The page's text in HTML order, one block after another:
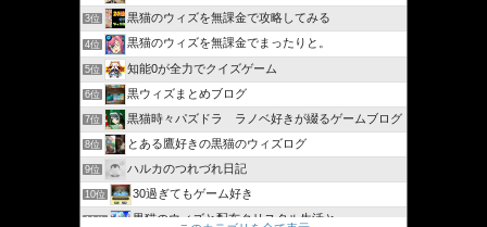
3位 黒猫のウィズを無課金で攻略してみる
4位 黒猫のウィズを無課金でまったりと。
5位 知能0が全力でクイズゲーム
6位 黒ウィズまとめブログ
7位 黒猫時々パズドラ ラノベ好きが綴るゲームブログ
8位 とある鷹好きの黒猫のウィズログ
9位 ハルカのつれづれ日記
10位 30過ぎてもゲーム好き
11位 黒猫のウィズと配布クリスタル生活と